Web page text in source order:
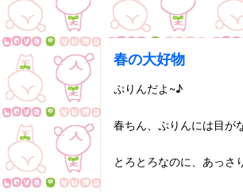
春の大好物
ぷりんだよ~♪
春ちん、ぷりんには目が
とろとろなのに、あっさ